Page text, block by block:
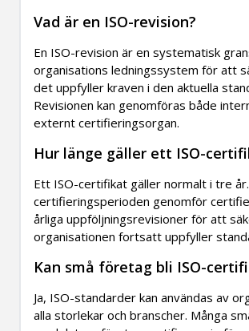
Vad är en ISO-revision?
En ISO-revision är en systematisk
organisations ledningssystem för att
det uppfyller kraven i den aktuella
Revisionen kan genomföras både
externt certifieringsorgan.
Hur länge gäller ett ISO-
Ett ISO-certifikat gäller normalt i tre
certifieringsperioden genomför
årliga uppföljningsrevisioner för att
organisationen fortsatt uppfyller
Kan små företag bli ISO-
Ja, ISO-standarder kan användas av
alla storlekar och branscher. Många